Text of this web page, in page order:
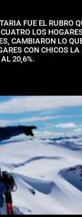
FUE EL RUBRO
LOS
CAMBIARON LO
CON CHICOS
20,6%.